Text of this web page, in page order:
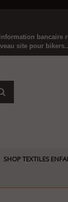
bancaire
site pour
SHOP TEXTILES